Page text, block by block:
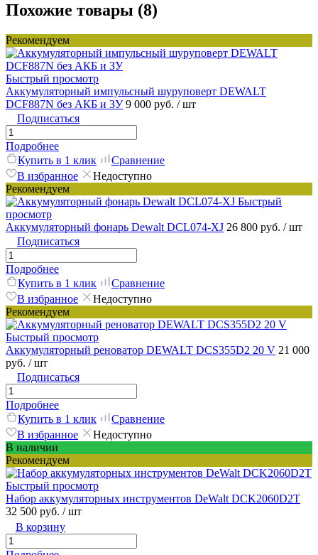
Похожие товары (8)
Рекомендуем
Быстрый просмотр
Аккумуляторный импульсный шуруповерт DEWALT
DCF887N без АКБ и ЗУ 9 000 руб. / шт
Подписаться
Подробнее
Купить в 1 клик
Сравнение
В избранное
Недоступно
Рекомендуем
Быстрый
просмотр
Аккумуляторный фонарь Dewalt DCL074-XJ 26 800 руб. / шт
Подписаться
Подробнее
Купить в 1 клик
Сравнение
В избранное
Недоступно
Рекомендуем
Быстрый просмотр
Аккумуляторный реноватор DEWALT DCS355D2 20 V 21 000
руб. / шт
Подписаться
Подробнее
Купить в 1 клик
Сравнение
В избранное
Недоступно
В наличии
Рекомендуем
Быстрый просмотр
Набор аккумуляторных инструментов DeWalt DCK2060D2T
32 500 руб. / шт
В корзину